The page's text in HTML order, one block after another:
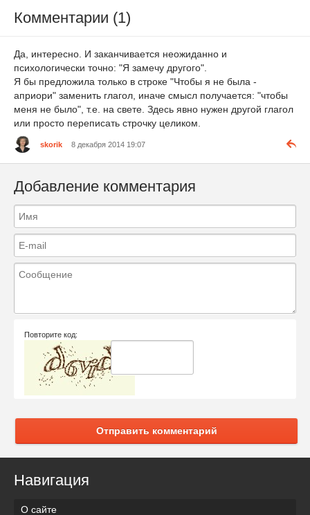
Комментарии (1)
Да, интересно. И заканчивается неожиданно и
психологически точно: "Я замечу другого".
Я бы предложила только в строке "Чтобы я не была -
априори" заменить глагол, иначе смысл получается: "чтобы
меня не было", т.е. на свете. Здесь явно нужен другой глагол
или просто переписать строчку целиком.
skorik 8 декабря 2014 19:07
Добавление комментария
Повторите код:
Отправить комментарий
Навигация
О сайте